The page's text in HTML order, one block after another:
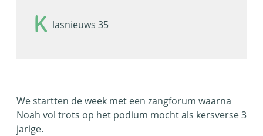
K lasnieuws 35
We startten de week met een zangforum waarna
Noah vol trots op het podium mocht als kersverse 3
jarige.